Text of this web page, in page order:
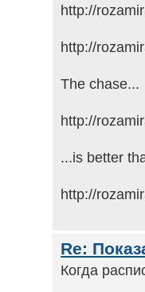
http://
http://
The chase...
http://
...is better
http://
Re:
Когда